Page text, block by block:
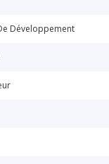
Développement